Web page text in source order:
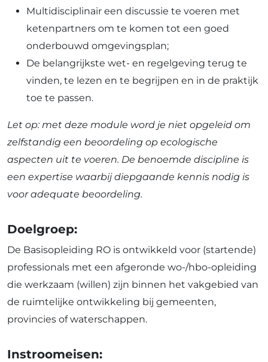
Multidisciplinair een discussie te voeren met
ketenpartners om te komen tot een goed
onderbouwd omgevingsplan;
De belangrijkste wet- en regelgeving terug te
vinden, te lezen en te begrijpen en in de praktijk
toe te passen.
Let op: met deze module word je niet opgeleid om
zelfstandig een beoordeling op ecologische
aspecten uit te voeren. De benoemde discipline is
een expertise waarbij diepgaande kennis nodig is
voor adequate beoordeling.
Doelgroep:
De Basisopleiding RO is ontwikkeld voor (startende)
professionals met een afgeronde wo-/hbo-opleiding
die werkzaam (willen) zijn binnen het vakgebied van
de ruimtelijke ontwikkeling bij gemeenten,
provincies of waterschappen.
Instroomeisen: